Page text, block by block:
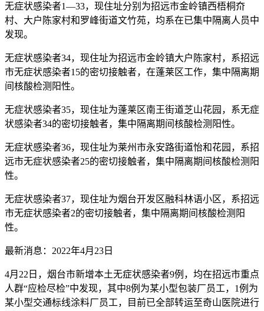
无症状感染者1—33，现住址分别为招远市金岭镇西梧桐夼
村、大户陈家村和罗峰街道文竹苑，均系在已集中隔离人员中
发现。
无症状感染者34，现住址为招远市金岭镇大户陈家村，系招远
市无症状感染者15的密切接触者，在蓬莱区工作，集中隔离期
间核酸检测阳性。
无症状感染者35，现住址为蓬莱区南王街道芝山花园，系无症
状感染者34的密切接触者，集中隔离期间核酸检测阳性。
无症状感染者36，现住址为莱州市永安路街道怡和花园，系招
远市无症状感染者25的密切接触者，集中隔离期间核酸检测阳
性。
无症状感染者37，现住址为烟台开发区融科林语小区，系招远
市无症状感染者2的密切接触者，集中隔离期间核酸检测阳
性。
最新消息：2022年4月23日
4月22日，烟台市新增本土无症状感染者9例，均在招远市重点
人群“应检尽检”中发现，其中8例为某小型包装厂员工，1例为
某小型交通标线涂料厂员工，目前已全部转运至奇山医院进行